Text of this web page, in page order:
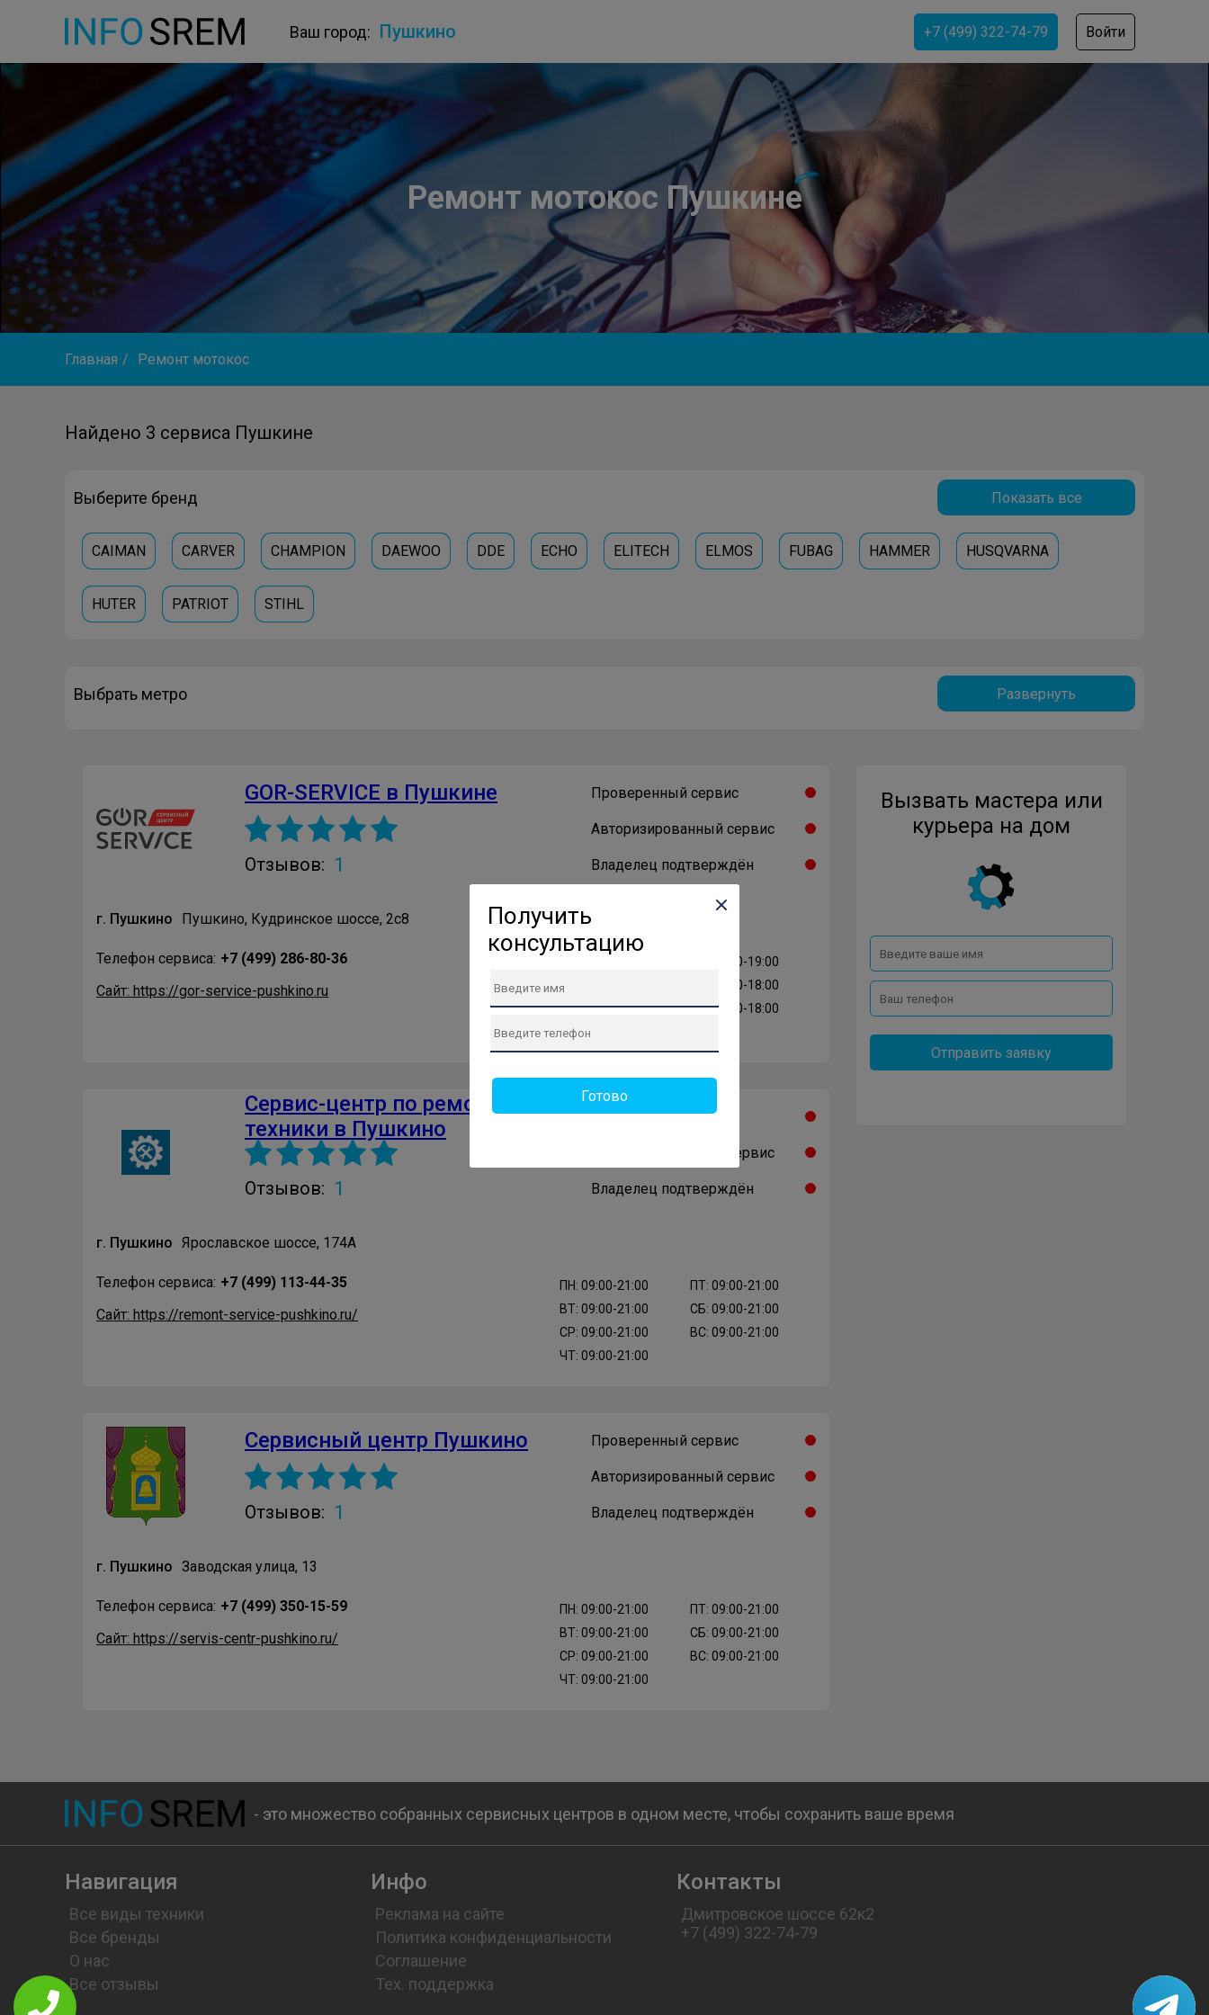
Ваш город: Пушкино +7 (499) 322-74-79 Войти
Ремонт мотокос Пушкине
Главная / Ремонт мотокос
Найдено 3 сервиса Пушкине
Выберите бренд Показать все
CAIMAN CARVER CHAMPION DAEWOO DDE ECHO ELITECH ELMOS FUBAG HAMMER HUSQVARNA
HUTER PATRIOT STIHL
Выбрать метро Развернуть
GOR-SERVICE в Пушкине
Отзывов: 1
Проверенный сервис
Авторизированный сервис
Владелец подтверждён
г. Пушкино Пушкино, Кудринское шоссе, 2с8
Телефон сервиса: +7 (499) 286-80-36
Сайт: https://gor-service-pushkino.ru
ВТ: 10:00-19:00
СР: 10:00-19:00
ЧТ: 10:00-19:00
ПТ: 10:00-19:00
СБ: 11:00-18:00
ВС: 11:00-18:00
Сервис-центр по ремонту
техники в Пушкино
Отзывов: 1
Проверенный сервис
Авторизированный сервис
Владелец подтверждён
г. Пушкино Ярославское шоссе, 174А
Телефон сервиса: +7 (499) 113-44-35
Сайт: https://remont-service-pushkino.ru/
ПН: 09:00-21:00
ВТ: 09:00-21:00
СР: 09:00-21:00
ЧТ: 09:00-21:00
ПТ: 09:00-21:00
СБ: 09:00-21:00
ВС: 09:00-21:00
Сервисный центр Пушкино
Отзывов: 1
Проверенный сервис
Авторизированный сервис
Владелец подтверждён
г. Пушкино Заводская улица, 13
Телефон сервиса: +7 (499) 350-15-59
Сайт: https://servis-centr-pushkino.ru/
ПН: 09:00-21:00
ВТ: 09:00-21:00
СР: 09:00-21:00
ЧТ: 09:00-21:00
ПТ: 09:00-21:00
СБ: 09:00-21:00
ВС: 09:00-21:00
Вызвать мастера или
курьера на дом
Отправить заявку
- это множество собранных сервисных центров в одном месте, чтобы сохранить ваше время
Навигация
Все виды техники
Все бренды
О нас
Все отзывы
Инфо
Реклама на сайте
Политика конфиденциальности
Соглашение
Тех. поддержка
Контакты
Дмитровское шоссе 62к2
+7 (499) 322-74-79
Получить
консультацию
Готово